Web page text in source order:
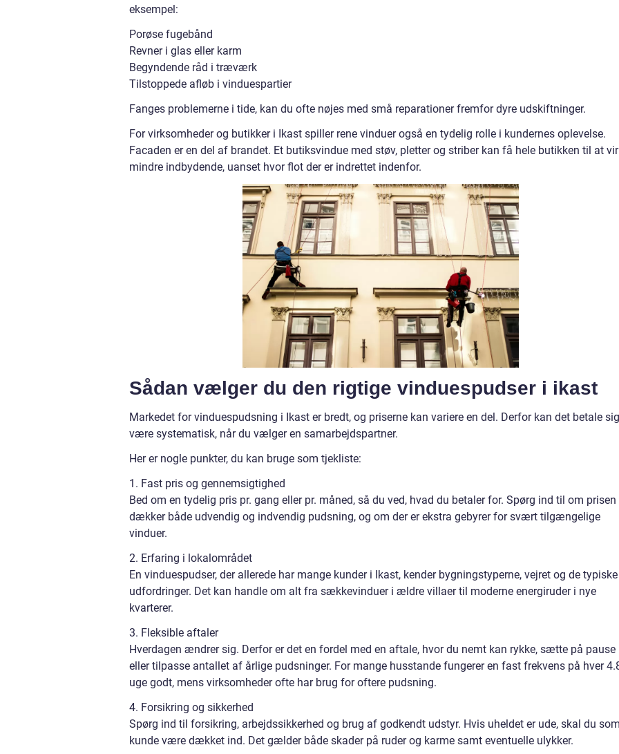
eksempel:
Porøse fugebånd
Revner i glas eller karm
Begyndende råd i træværk
Tilstoppede afløb i vinduespartier
Fanges problemerne i tide, kan du ofte nøjes med små reparationer fremfor dyre udskiftninger.
For virksomheder og butikker i Ikast spiller rene vinduer også en tydelig rolle i kundernes oplevelse.
Facaden er en del af brandet. Et butiksvindue med støv, pletter og striber kan få hele butikken til at
mindre indbydende, uanset hvor flot der er indrettet indenfor.
Sådan vælger du den rigtige vinduespudser i ikast
Markedet for vinduespudsning i Ikast er bredt, og priserne kan variere en del. Derfor kan det betale
være systematisk, når du vælger en samarbejdspartner.
Her er nogle punkter, du kan bruge som tjekliste:
1. Fast pris og gennemsigtighed
Bed om en tydelig pris pr. gang eller pr. måned, så du ved, hvad du betaler for. Spørg ind til om prisen
dækker både udvendig og indvendig pudsning, og om der er ekstra gebyrer for svært tilgængelige
vinduer.
2. Erfaring i lokalområdet
En vinduespudser, der allerede har mange kunder i Ikast, kender bygningstyperne, vejret og de typiske
udfordringer. Det kan handle om alt fra sækkevinduer i ældre villaer til moderne energiruder i nye
kvarterer.
3. Fleksible aftaler
Hverdagen ændrer sig. Derfor er det en fordel med en aftale, hvor du nemt kan rykke, sætte på pause
eller tilpasse antallet af årlige pudsninger. For mange husstande fungerer en fast frekvens på hver
uge godt, mens virksomheder ofte har brug for oftere pudsning.
4. Forsikring og sikkerhed
Spørg ind til forsikring, arbejdssikkerhed og brug af godkendt udstyr. Hvis uheldet er ude, skal du
kunde være dækket ind. Det gælder både skader på ruder og karme samt eventuelle ulykker.